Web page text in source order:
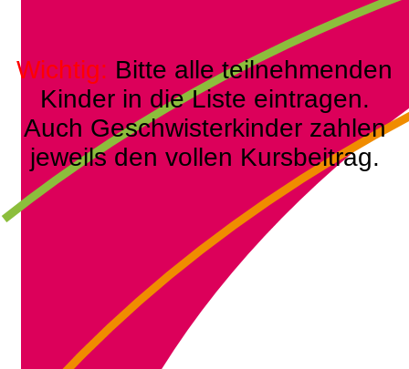
Wichtig: Bitte alle teilnehmenden
Kinder in die Liste eintragen.
Auch Geschwisterkinder zahlen
jeweils den vollen Kursbeitrag.